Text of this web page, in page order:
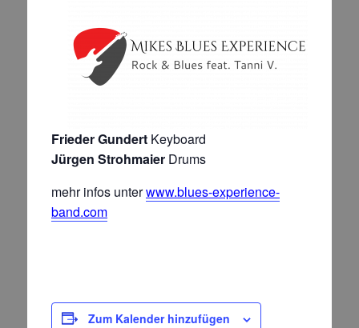
Frieder Gundert Keyboard
Jürgen Strohmaier Drums
mehr infos unterwww.blues-experience-
band.com
Zum Kalender hinzufügen